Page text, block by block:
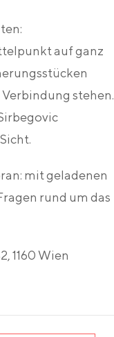
auf ganz
stehen.
mit geladenen
rund um das
1160 Wien